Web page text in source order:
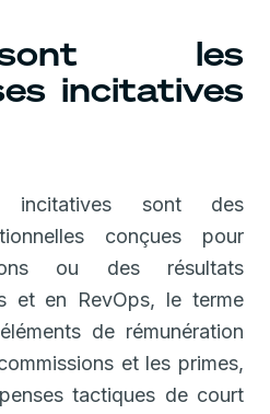
les
incitatives
incitatives sont des
conçues pour
ou des résultats
et en RevOps, le terme
de rémunération
et les primes,
tactiques de court